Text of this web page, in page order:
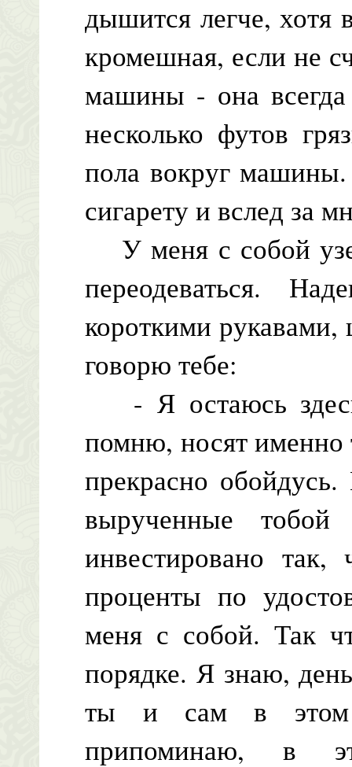
дышится легче, хотя
кромешная, если не
машины - она всегда
несколько футов
пола вокруг
сигарету и вслед за
У меня с собой
переодеваться.
короткими
говорю тебе:
- Я остаюсь
помню, носят именно
прекрасно
вырученные
инвестировано
проценты по
меня с собой. Так
порядке. Я знаю,
ты и сам в этом
припоминаю, в